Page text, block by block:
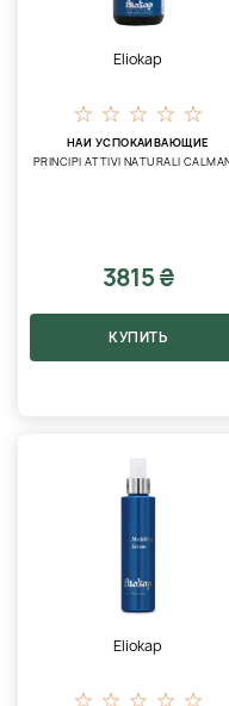
Eliokap
НАИ УСПОКАИВАЮЩИЕ
PRINCIPI ATTIVI NATURALI
3815 ₴
КУПИТЬ
Eliokap